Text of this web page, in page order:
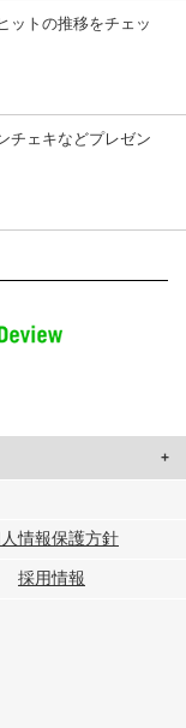
ットの推移をチェッ
チェキなどプレゼン
たコンテンツや広告の
しています。
提供した他の情報や、
集した他の情報を組み
情報保護方針
採用情報